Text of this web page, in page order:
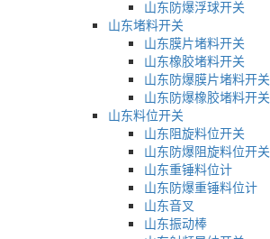
山东防爆浮球开关
山东堵料开关
山东膜片堵料开关
山东橡胶堵料开关
山东防爆膜片堵料开关
山东防爆橡胶堵料开关
山东料位开关
山东阻旋料位开关
山东防爆阻旋料位开关
山东重锤料位计
山东防爆重锤料位计
山东音叉
山东振动棒